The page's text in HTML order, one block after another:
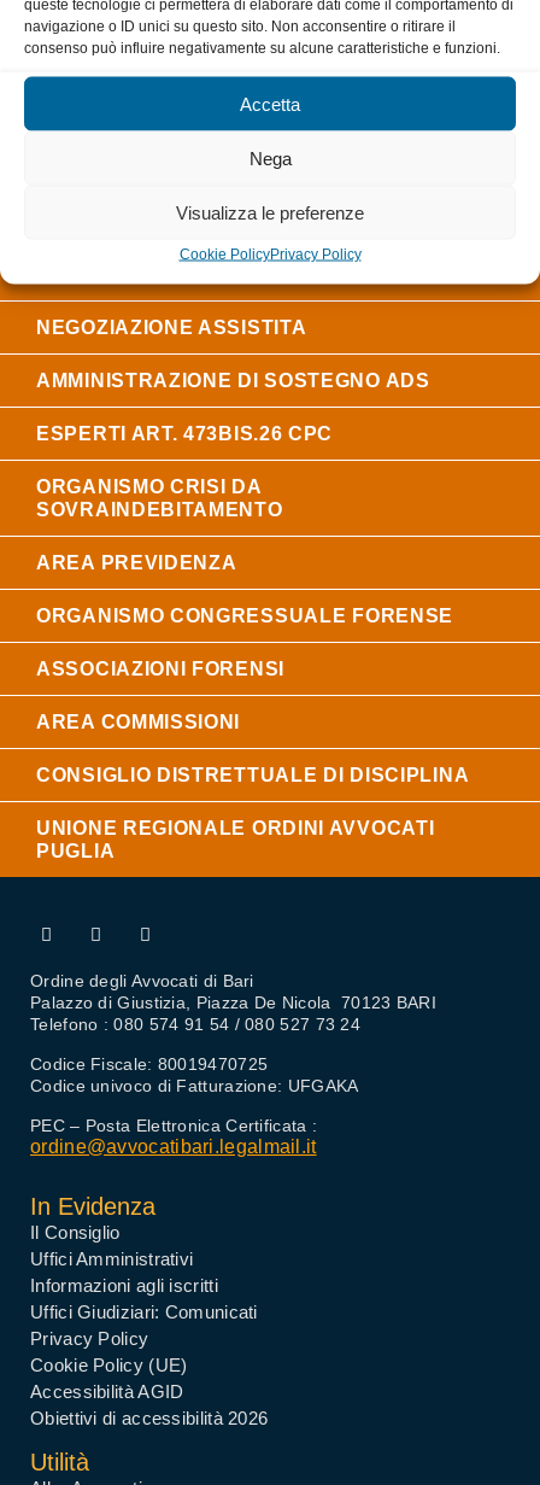
queste tecnologie ci permetterà di elaborare dati come il comportamento di
navigazione o ID unici su questo sito. Non acconsentire o ritirare il
consenso può influire negativamente su alcune caratteristiche e funzioni.
Accetta
Nega
Visualizza le preferenze
Cookie PolicyPrivacy Policy
una ricerca più veloce ed intuitiva.
COMMERCIALE
NEGOZIAZIONE ASSISTITA
AMMINISTRAZIONE DI SOSTEGNO ADS
ESPERTI ART. 473BIS.26 CPC
ORGANISMO CRISI DA
SOVRAINDEBITAMENTO
AREA PREVIDENZA
ORGANISMO CONGRESSUALE FORENSE
ASSOCIAZIONI FORENSI
AREA COMMISSIONI
CONSIGLIO DISTRETTUALE DI DISCIPLINA
UNIONE REGIONALE ORDINI AVVOCATI
PUGLIA
Ordine degli Avvocati di Bari
Palazzo di Giustizia, Piazza De Nicola 70123 BARI
Telefono : 080 574 91 54 / 080 527 73 24
Codice Fiscale: 80019470725
Codice univoco di Fatturazione: UFGAKA
PEC – Posta Elettronica Certificata :
ordine@avvocatibari.legalmail.it
In Evidenza
Il Consiglio
Uffici Amministrativi
Informazioni agli iscritti
Uffici Giudiziari: Comunicati
Privacy Policy
Cookie Policy (UE)
Accessibilità AGID
Obiettivi di accessibilità 2026
Utilità